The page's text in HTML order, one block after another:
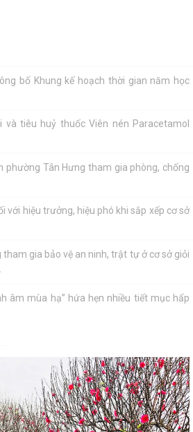
tham gia bảo vệ an ninh, trật tự ở cơ sở giỏi
âm mùa hạ” hứa hẹn nhiều tiết mục hấp
da cam có hoàn cảnh khó khăn
của Lãnh đạo Ủy ban nhân dân phường
định của Ngân hàng Chính sách Xã hội